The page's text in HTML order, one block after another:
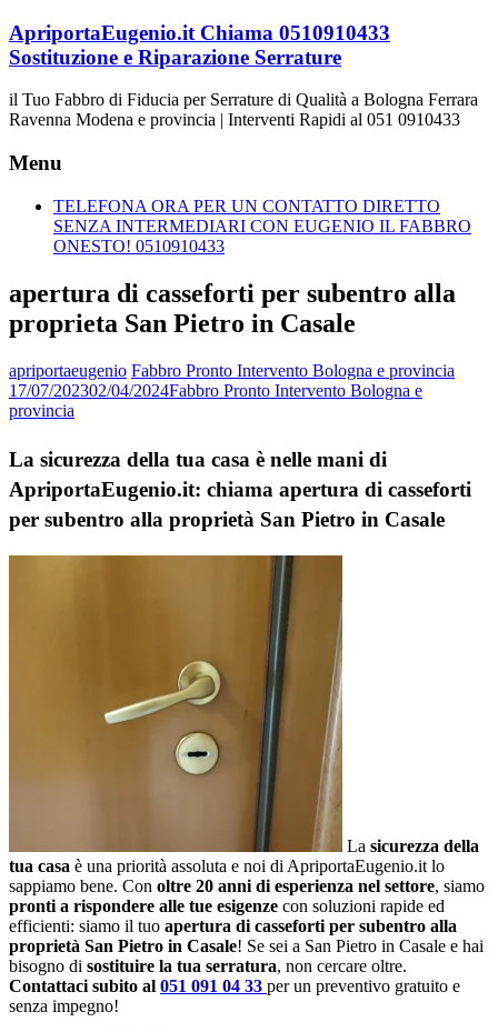
Vai
al
contenuto
ApriportaEugenio.it Chiama 0510910433
Sostituzione e Riparazione Serrature
il Tuo Fabbro di Fiducia per Serrature di Qualità a Bologna Ferrara
Ravenna Modena e provincia | Interventi Rapidi al 051 0910433
Menu
TELEFONA ORA PER UN CONTATTO DIRETTO
SENZA INTERMEDIARI CON EUGENIO IL FABBRO
ONESTO! 0510910433
apertura di casseforti per subentro alla
proprieta San Pietro in Casale
apriportaeugenio Fabbro Pronto Intervento Bologna e provincia
17/07/202302/04/2024Fabbro Pronto Intervento Bologna e
provincia
La sicurezza della tua casa è nelle mani di
ApriportaEugenio.it: chiama apertura di casseforti
per subentro alla proprietà San Pietro in Casale
La sicurezza della
tua casa è una priorità assoluta e noi di ApriportaEugenio.it lo
sappiamo bene. Con oltre 20 anni di esperienza nel settore, siamo
pronti a rispondere alle tue esigenze con soluzioni rapide ed
efficienti: siamo il tuo apertura di casseforti per subentro alla
proprietà San Pietro in Casale! Se sei a San Pietro in Casale e hai
bisogno di sostituire la tua serratura, non cercare oltre.
Contattaci subito al 051 091 04 33 per un preventivo gratuito e
senza impegno!